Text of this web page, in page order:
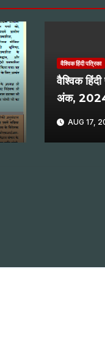
वैश्विक हिंदी पत्रिका
वैश्विक
अंक,
AUG 17,